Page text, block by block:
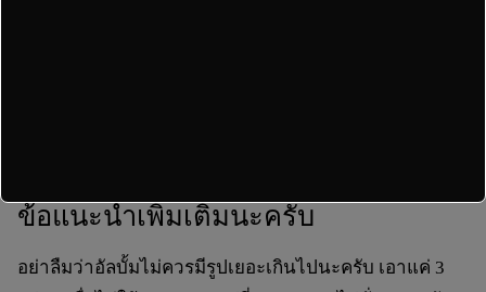
ข้อแนะนำเพิ่มเติมนะครับ
อย่าลืมว่าอัลบั้มไม่ควรมีรูปเยอะเกินไปนะครับ เอาแค่ 3